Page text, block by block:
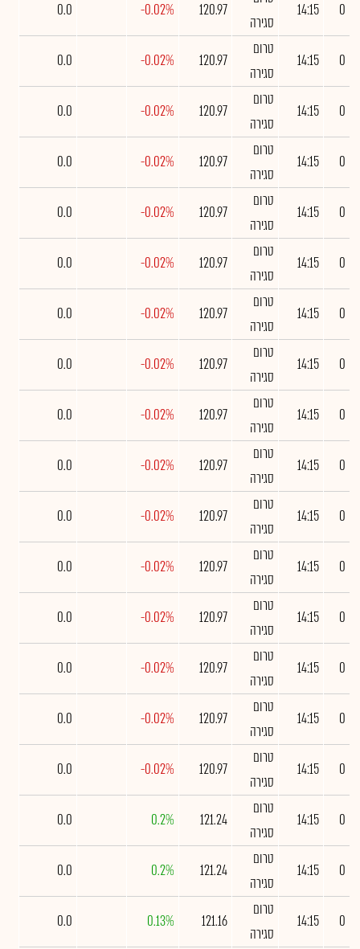
0
14:15
סגירה
120.97
-0.02%
0.0
0
14:15
טרום
סגירה
120.97
-0.02%
0.0
0
14:15
טרום
סגירה
120.97
-0.02%
0.0
0
14:15
טרום
סגירה
120.97
-0.02%
0.0
0
14:15
טרום
סגירה
120.97
-0.02%
0.0
0
14:15
טרום
סגירה
120.97
-0.02%
0.0
0
14:15
טרום
סגירה
120.97
-0.02%
0.0
0
14:15
טרום
סגירה
120.97
-0.02%
0.0
0
14:15
טרום
סגירה
120.97
-0.02%
0.0
0
14:15
טרום
סגירה
120.97
-0.02%
0.0
0
14:15
טרום
סגירה
120.97
-0.02%
0.0
0
14:15
טרום
סגירה
120.97
-0.02%
0.0
0
14:15
טרום
סגירה
120.97
-0.02%
0.0
0
14:15
טרום
סגירה
120.97
-0.02%
0.0
0
14:15
טרום
סגירה
120.97
-0.02%
0.0
0
14:15
טרום
סגירה
120.97
-0.02%
0.0
0
14:15
טרום
סגירה
121.24
0.2%
0.0
0
14:15
טרום
סגירה
121.24
0.2%
0.0
0
14:15
טרום
סגירה
121.16
0.13%
0.0